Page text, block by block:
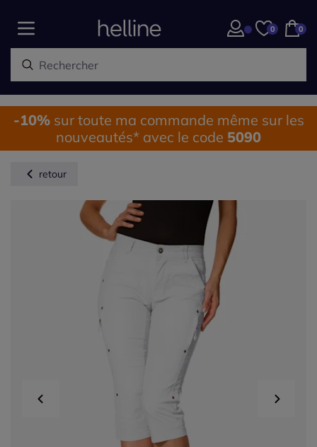
0 0
-10%sur toute ma commande même sur les
nouveautés* avec le code 5090
retour